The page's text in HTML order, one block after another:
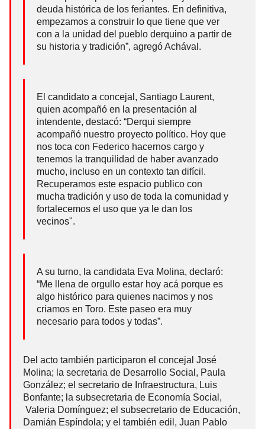
deuda histórica de los feriantes. En definitiva,
empezamos a construir lo que tiene que ver
con a la unidad del pueblo derquino a partir de
su historia y tradición”, agregó Achával.
El candidato a concejal, Santiago Laurent,
quien acompañó en la presentación al
intendente, destacó: “Derqui siempre
acompañó nuestro proyecto político. Hoy que
nos toca con Federico hacernos cargo y
tenemos la tranquilidad de haber avanzado
mucho, incluso en un contexto tan difícil.
Recuperamos este espacio publico con
mucha tradición y uso de toda la comunidad y
fortalecemos el uso que ya le dan los
vecinos".
A su turno, la candidata Eva Molina, declaró:
“Me llena de orgullo estar hoy acá porque es
algo histórico para quienes nacimos y nos
criamos en Toro. Este paseo era muy
necesario para todos y todas”.
Del acto también participaron el concejal José
Molina; la secretaria de Desarrollo Social, Paula
González; el secretario de Infraestructura, Luis
Bonfante; la subsecretaria de Economía Social,
Valeria Domínguez; el subsecretario de Educación,
Damián Espíndola; y el también edil, Juan Pablo